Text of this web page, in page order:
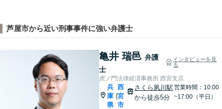
芦屋市から近い刑事事件に強い弁護士
亀井 瑞邑 弁護
士
インタビューを見
る
虎ノ門法律経済事務所 西宮支店
兵
庫
県
|
西
宮
市
さくら夙川駅
から徒歩5分
営業時間：10:00
~17:00（平日）